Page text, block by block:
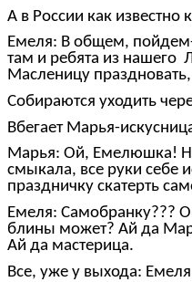
А в России как известно
Емеля: В общем,
там и ребята из нашего
Масленицу
Собираются уходить
Вбегает Марья-
Марья: Ой, Емелюшка!
смыкала, все руки себе
праздничку скатерть
Емеля: Самобранку???
блины может? Ай да
Ай да мастерица.
Все, уже у выхода: